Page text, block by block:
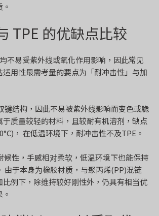
TPE 的优缺点比较
不易受紫外线或氧化作用影响，因此常见
用性最需考量的要点为「耐冲击性」与加
键结构，因此不易被紫外线影响而变色或脆
质量较轻的材料，且较耐有机溶剂，缺点
， 在低温环境下，耐冲击性不及TPE。
候性，手感相对柔软，低温环境下也能保持
由于本身为橡胶材质，与聚丙烯(PP)混链
比例下，除维持较好刚性外，仍具有相当优